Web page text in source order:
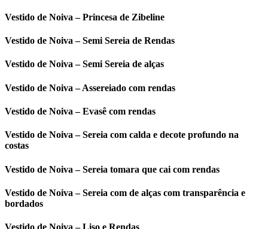
Vestido de Noiva – Princesa de Zibeline
Vestido de Noiva – Semi Sereia de Rendas
Vestido de Noiva – Semi Sereia de alças
Vestido de Noiva – Assereiado com rendas
Vestido de Noiva – Evasê com rendas
Vestido de Noiva – Sereia com calda e decote profundo na
costas
Vestido de Noiva – Sereia tomara que cai com rendas
Vestido de Noiva – Sereia com de alças com transparência e
bordados
Vestido de Noiva – Liso e Rendas